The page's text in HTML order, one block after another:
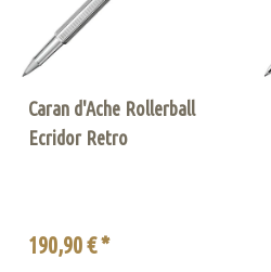
Caran d'Ache Rollerball
Ecridor Retro
190,90 € *